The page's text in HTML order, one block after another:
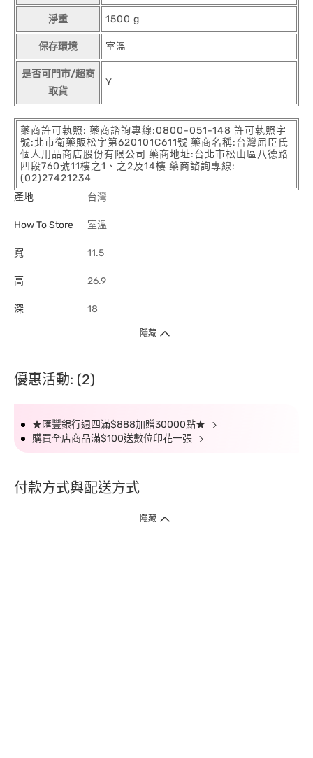
淨重 1500 g
保存環境 室溫
是否可門市/超商
取貨
Y
藥商許可執照: 藥商諮詢專線:0800-051-148 許可執照字
號:北市衛藥販松字第620101C611號 藥商名稱:台灣屈臣氏
個人用品商店股份有限公司 藥商地址:台北市松山區八德路
四段760號11樓之1、之2及14樓 藥商諮詢專線:
(02)27421234
產地
台灣
How To Store 室溫
寬 11.5
高 26.9
深 18
隱藏
優惠活動: (2)
★匯豐銀行週四滿$888加贈30000點★
購買全店商品滿$100送數位印花一張
付款方式與配送方式
隱藏